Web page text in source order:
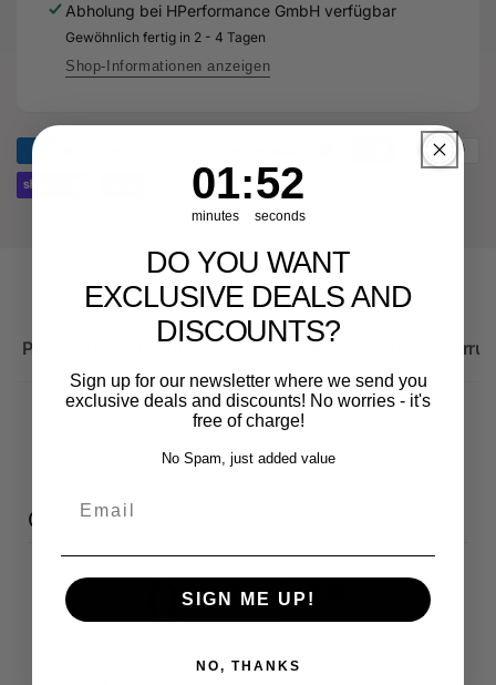
Original
Ersatzteil
für
-
Original
Ersatzteil
Abholung bei HPerformance GmbH verfügbar
Gewöhnlich fertig in 2 - 4 Tagen
Shop-Informationen anzeigen
Produktbeschreibung Wichtige Hinweise zum
Customer reviews
/ 5
Countdown ends in:
1
01
minutes
: 52
52
seconds
DO YOU WANT
EXCLUSIVE DEALS AND
DISCOUNTS?
Sign up for our newsletter where we send you
exclusive deals and discounts! No worries - it's
free of charge!
No Spam, just added value
SIGN ME UP!
NO, THANKS